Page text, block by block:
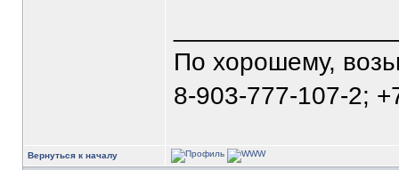
По хорошему,
8-903-777-107-2;
Вернуться к началу